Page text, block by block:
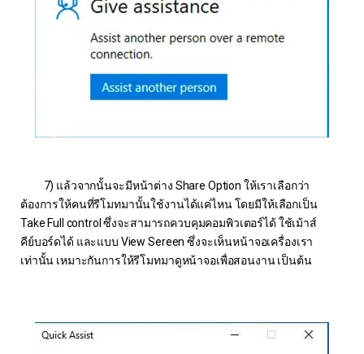
7) แล้วจากนั้นจะมีหน้าต่าง Share Option ให้เราเลือกว่า
ต้องการให้คนที่รีโมทมานั้นใช้งานได้แค่ไหน โดยมีให้เลือกเป็น
Take Full control ซึ่งจะสามารถควบคุมคอมพิวเตอร์ได้ ใช้เม้าส์
คีย์บอร์ดได้ และแบบ View Sereen ซึ่งจะเห็นหน้าจอเครื่องเรา
เท่านั้น เหมาะกันการให้รีโมทมาดูหน้าจอเพื่อสอนงาน เป็นต้น